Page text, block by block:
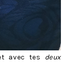
avec tes deux